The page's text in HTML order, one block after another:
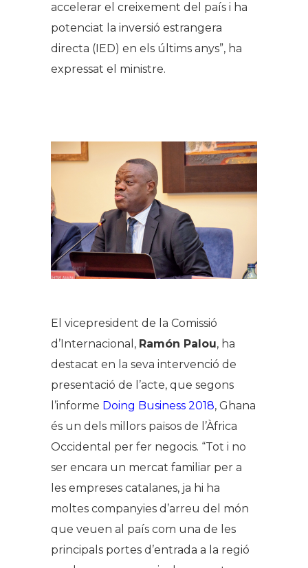
accelerar el creixement del país i ha
potenciat la inversió estrangera
directa (IED) en els últims anys”, ha
expressat el ministre.
El vicepresident de la Comissió
d’Internacional, Ramón Palou, ha
destacat en la seva intervenció de
presentació de l’acte, que segons
l’informe Doing Business 2018, Ghana
és un dels millors països de l’Àfrica
Occidental per fer negocis. “Tot i no
ser encara un mercat familiar per a
les empreses catalanes, ja hi ha
moltes companyies d’arreu del món
que veuen al país com una de les
principals portes d’entrada a la regió